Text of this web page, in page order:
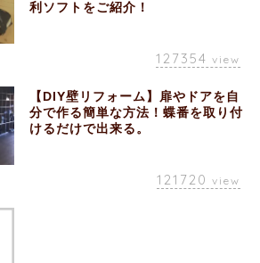
利ソフトをご紹介！
127354 view
【DIY壁リフォーム】扉やドアを自
分で作る簡単な方法！蝶番を取り付
けるだけで出来る。
121720 view